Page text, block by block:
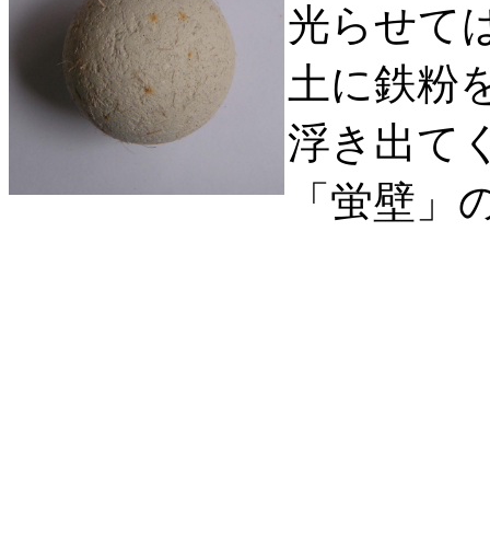
光らせて
土に鉄粉
浮き出て
「蛍壁」